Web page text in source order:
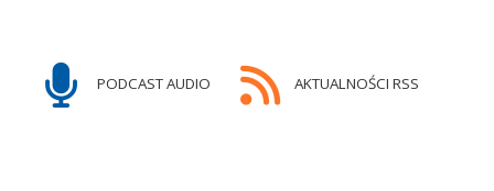
PODCAST AUDIO AKTUALNOŚCI RSS